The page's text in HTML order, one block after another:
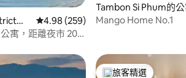
（滿分 5 分）
的
從 259 則評價中獲得 4.98 的平均評
4.98 (259)
寓，距離夜市 200
Tambon Si Phum的
Mango Home No.1
旅客精選